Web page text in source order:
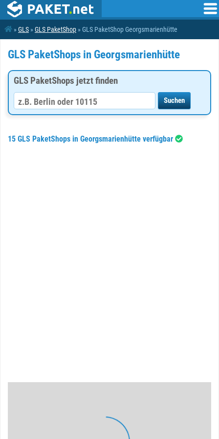
»GLS »GLS PaketShop » GLS PaketShop Georgsmarienhütte
GLS PaketShops in Georgsmarienhütte
GLS PaketShops jetzt finden
15 GLS PaketShops in Georgsmarienhütte verfügbar